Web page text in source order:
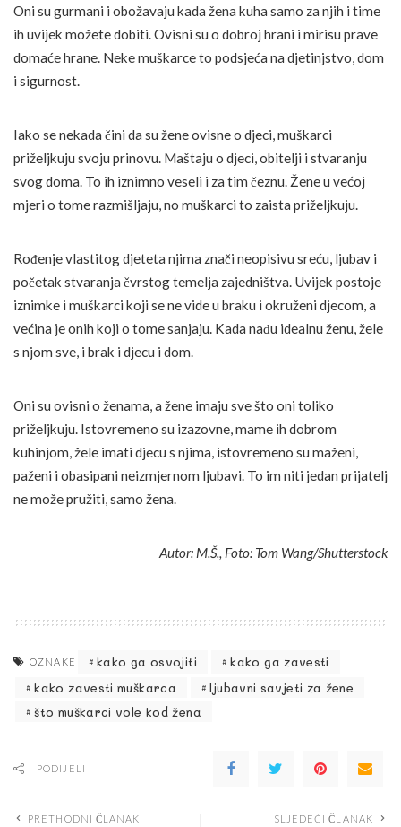
Oni su gurmani i obožavaju kada žena kuha samo za njih i time
ih uvijek možete dobiti. Ovisni su o dobroj hrani i mirisu prave
domaće hrane. Neke muškarce to podsjeća na djetinjstvo, dom
i sigurnost.
Iako se nekada čini da su žene ovisne o djeci, muškarci
priželjkuju svoju prinovu. Maštaju o djeci, obitelji i stvaranju
svog doma. To ih iznimno veseli i za tim čeznu. Žene u većoj
mjeri o tome razmišljaju, no muškarci to zaista priželjkuju.
Rođenje vlastitog djeteta njima znači neopisivu sreću, ljubav i
početak stvaranja čvrstog temelja zajedništva. Uvijek postoje
iznimke i muškarci koji se ne vide u braku i okruženi djecom, a
većina je onih koji o tome sanjaju. Kada nađu idealnu ženu, žele
s njom sve, i brak i djecu i dom.
Oni su ovisni o ženama, a žene imaju sve što oni toliko
priželjkuju. Istovremeno su izazovne, mame ih dobrom
kuhinjom, žele imati djecu s njima, istovremeno su maženi,
paženi i obasipani neizmjernom ljubavi. To im niti jedan prijatelj
ne može pružiti, samo žena.
Autor: M.Š., Foto: Tom Wang/Shutterstock
OZNAKE kako ga osvojiti
kako ga zavesti
kako zavesti muškarca
ljubavni savjeti za žene
što muškarci vole kod žena
PODIJELI
PRETHODNI ČLANAK SLJEDEĆI ČLANAK